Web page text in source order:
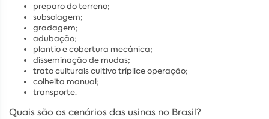
preparo do terreno;
subsolagem;
gradagem;
adubação;
plantio e cobertura mecânica;
disseminação de mudas;
trato culturais cultivo tríplice operação;
colheita manual;
transporte.
Quais são os cenários das usinas no Brasil?